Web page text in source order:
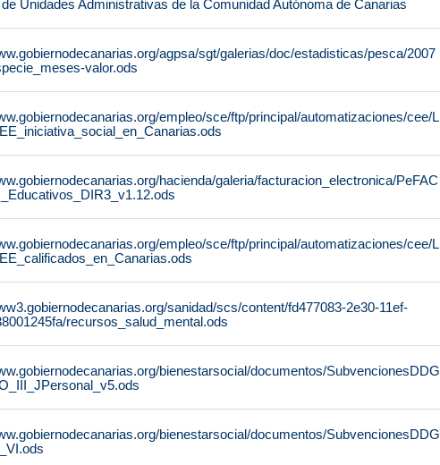
Unidades Administrativas de la Comunidad Autónoma de Canarias
agpsa/sgt/galerias/doc/estadisticas/pesca/2007
valor.ods
empleo/sce/ftp/principal/automatizaciones/cee/L
hacienda/galeria/facturacion_electronica/PeFAC
empleo/sce/ftp/principal/automatizaciones/cee/L
sanidad/scs/content/fd477083-2e30-11ef-
recursos_salud_mental.ods
bienestarsocial/documentos/SubvencionesDDG
bienestarsocial/documentos/SubvencionesDDG